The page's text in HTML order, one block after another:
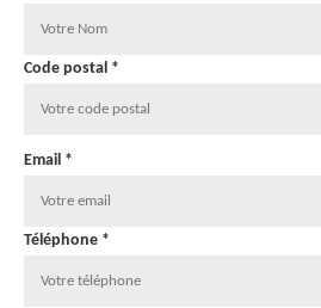
Code postal *
Email *
Téléphone *